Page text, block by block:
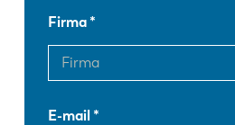
Firma
E-mail